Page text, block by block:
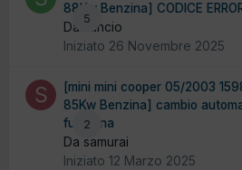
5
88Kw Benzina] CODICE
Da sancio
Iniziato 26 Novembre 2025
2
[mini mini cooper 05/2003
85Kw Benzina] cambio
funziona
Da samurai
Iniziato 12 Marzo 2025